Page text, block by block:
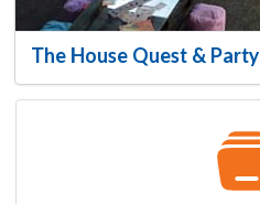
The House Quest & Party